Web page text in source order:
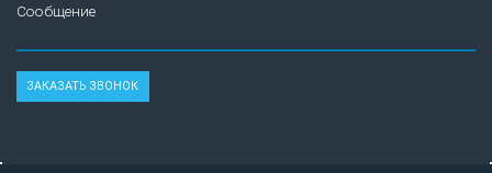
Сообщение